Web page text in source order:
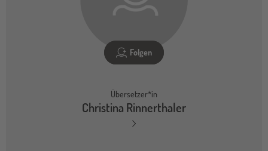
Folgen
Übersetzer*in
Christina Rinnerthaler